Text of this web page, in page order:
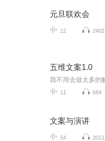
元旦联欢会
12 2402
五维文案1.0
11 684
文案与演讲
54 2011